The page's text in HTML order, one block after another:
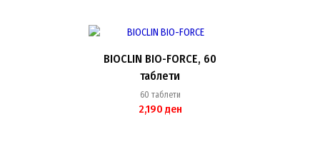
BIOCLIN BIO-FORCE, 60
таблети
60 таблети
2,190 ден